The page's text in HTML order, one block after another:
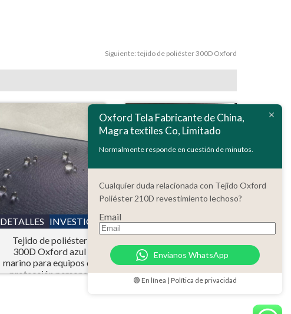
Siguiente: tejido de poliéster 300D Oxford
DETALLES INVESTIGACIÓN
Tejido de poliéster
300D Oxford azul
marino para equipos de
protección personal
DETALLES INVESTIGACIÓN
impermeable de tela
Oxford revestimiento
de PU con retardante de
llama CPAI-84 Standard
Oxford Tela Fabricante de China,
Magra textiles Co, Limitado
Normalmente responde en cuestión de minutos.
Cualquier duda relacionada con Tejido Oxford
Poliéster 210D revestimiento lechoso?
Email
Envíanos WhatsApp
🟢 En línea | Política de privacidad